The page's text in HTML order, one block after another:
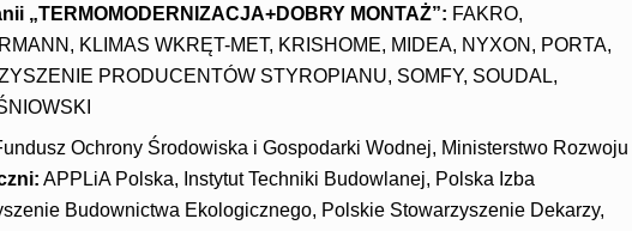
„TERMOMODERNIZACJA+DOBRY MONTAŻ”: FAKRO,
KLIMAS WKRĘT-MET, KRISHOME, MIDEA, NYXON, PORTA,
PRODUCENTÓW STYROPIANU, SOMFY, SOUDAL,
Ochrony Środowiska i Gospodarki Wodnej, Ministerstwo Rozwoju
APPLiA Polska, Instytut Techniki Budowlanej, Polska Izba
Budownictwa Ekologicznego, Polskie Stowarzyszenie Dekarzy,